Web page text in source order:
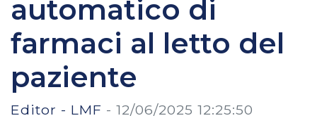
automatico di
farmaci al letto del
paziente
Editor - LMF - 12/06/2025 12:25:50